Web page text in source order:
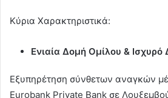
Κύρια Χαρακτηριστικά:
Ενιαία Δομή Ομίλου & Ισχυρό
Εξυπηρέτηση σύνθετων αναγκών
Eurobank Private Bank σε